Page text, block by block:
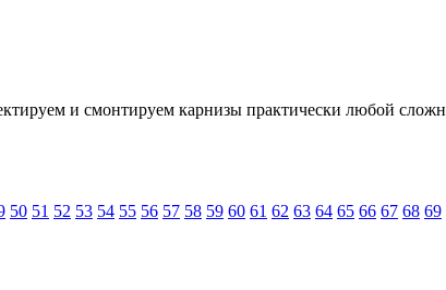
и смонтируем карнизы практически любой
50 51 52 53 54 55 56 57 58 59 60 61 62 63 64 65 66 67 68 69